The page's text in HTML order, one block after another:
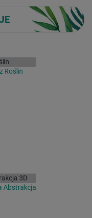
Roślin
Abstrakcja